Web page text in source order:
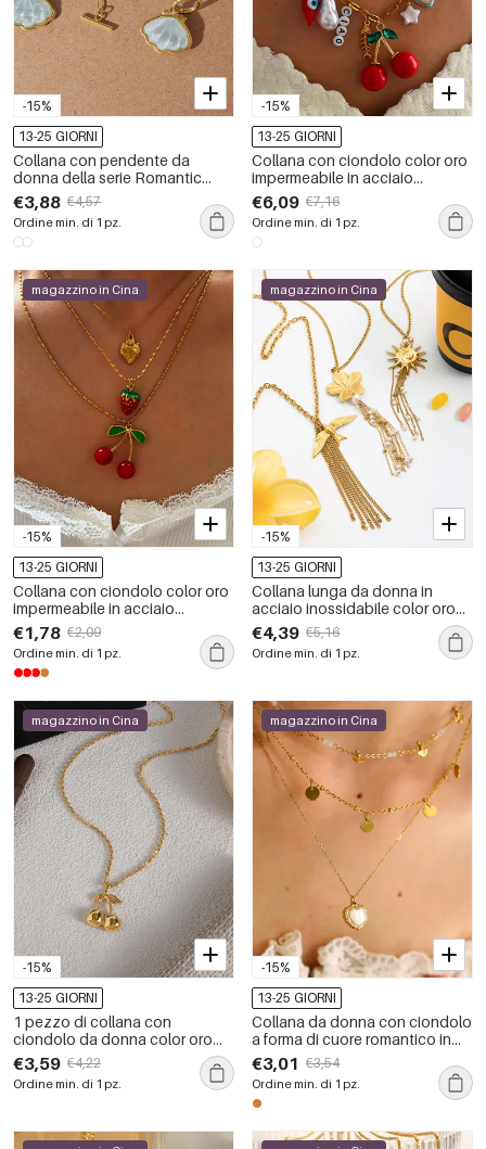
-15%
13-25 GIORNI
Collana con pendente da
donna della serie Romantic
Sweet Shell in acciaio
inossidabile impermeabile color
oro
€3,88 €4,57
Ordine min. di 1 pz.
-15%
13-25 GIORNI
Collana con ciondolo color oro
impermeabile in acciaio
inossidabile color ciliegia da 1
pezzo
€6,09 €7,16
Ordine min. di 1 pz.
-15%
magazzino in Cina
13-25 GIORNI
Collana con ciondolo color oro
impermeabile in acciaio
inossidabile con 1 pezzo di
frutta
€1,78 €2,09
Ordine min. di 1 pz.
-15%
magazzino in Cina
13-25 GIORNI
Collana lunga da donna in
acciaio inossidabile color oro
impermeabile con nappa
floreale della serie romantica da
1 pezzo
€4,39 €5,16
Ordine min. di 1 pz.
-15%
magazzino in Cina
13-25 GIORNI
1 pezzo di collana con
ciondolo da donna color oro
impermeabile in acciaio
inossidabile a forma di ciliegia
dolce
€3,59 €4,22
Ordine min. di 1 pz.
-15%
magazzino in Cina
13-25 GIORNI
Collana da donna con ciondolo
a forma di cuore romantico in
acciaio inossidabile color oro
impermeabile.
€3,01 €3,54
Ordine min. di 1 pz.